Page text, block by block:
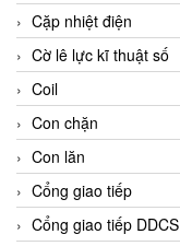
Cặp nhiệt điện
Cờ lê lực kĩ thuật số
Coil
Con chặn
Con lăn
Cổng giao tiếp
Cổng giao tiếp DDCS